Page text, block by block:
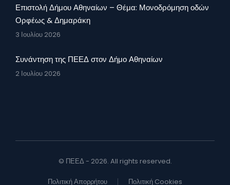
Επιστολή Δήμου Αθηναίων – Θέμα: Μονοδρόμηση οδών
Ορφέως & Δημαράκη
3 Ιουλίου 2026
Συνάντηση της ΠΕΕΔ στον Δήμο Αθηναίων
2 Ιουλίου 2026
© ΠΕΕΔ - 2026. All rights reserved.
Πολιτική Απορρήτου Πολιτική Cookies